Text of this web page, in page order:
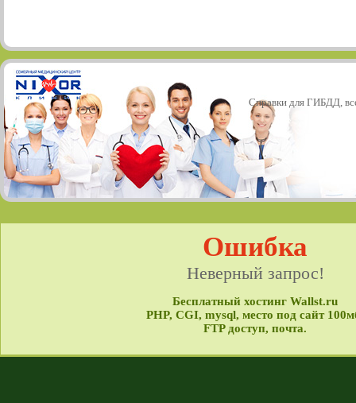
Справки для ГИБДД,
Ошибка
Неверный запрос!
Бесплатный хостинг Wallst.ru
PHP, CGI, mysql, место под сайт
FTP доступ, почта.